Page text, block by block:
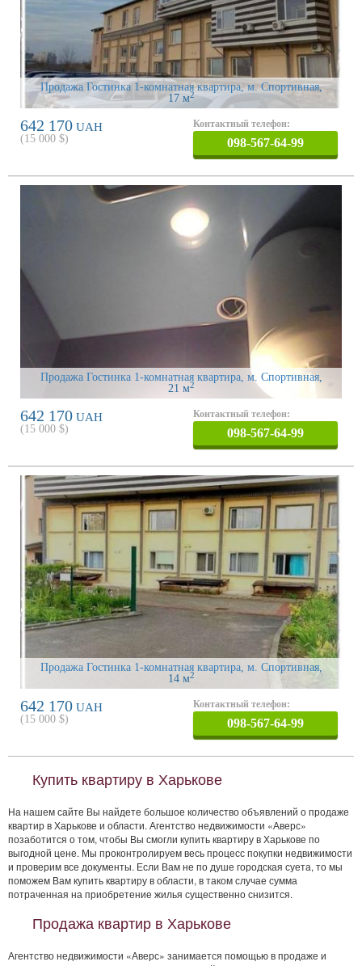
Продажа Гостинка 1-комнатная квартира, м. Спортивная,
17 м2
642 170 UAH
(15 000 $)
Контактный телефон:
098-567-64-99
Продажа Гостинка 1-комнатная квартира, м. Спортивная,
21 м2
642 170 UAH
(15 000 $)
Контактный телефон:
098-567-64-99
Продажа Гостинка 1-комнатная квартира, м. Спортивная,
14 м2
642 170 UAH
(15 000 $)
Контактный телефон:
098-567-64-99
Купить квартиру в Харькове
На нашем сайте Вы найдете большое количество объявлений о продаже
квартир в Харькове и области. Агентство недвижимости «Аверс»
позаботится о том, чтобы Вы смогли купить квартиру в Харькове по
выгодной цене. Мы проконтролируем весь процесс покупки недвижимости
и проверим все документы. Если Вам не по душе городская суета, то мы
поможем Вам купить квартиру в области, в таком случае сумма
потраченная на приобретение жилья существенно снизится.
Продажа квартир в Харькове
Агентство недвижимости «Аверс» занимается помощью в продаже и